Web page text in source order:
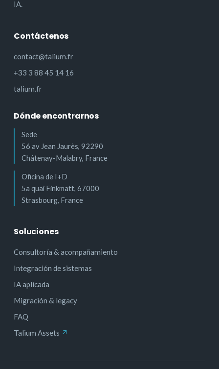
IA.
Contáctenos
contact@talium.fr
+33 3 88 45 14 16
talium.fr
Dónde encontrarnos
Sede
56 av Jean Jaurès, 92290
Châtenay-Malabry, France
Oficina de I+D
5a quai Finkmatt, 67000
Strasbourg, France
Soluciones
Consultoría & acompañamiento
Integración de sistemas
IA aplicada
Migración & legacy
FAQ
Talium Assets